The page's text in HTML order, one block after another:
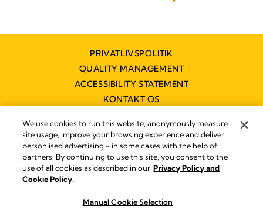
PRIVATLIVSPOLITIK
QUALITY MANAGEMENT
ACCESSIBILITY STATEMENT
KONTAKT OS
Impressum
Legal Notice
We use cookies to run this website, anonymously measure
site usage, improve your browsing experience and deliver
personlised advertising - in some cases with the help of
partners. By continuing to use this site, you consent to the
use of all cookies as described in our Privacy Policy and
Cookie Policy.
Manual Cookie Selection